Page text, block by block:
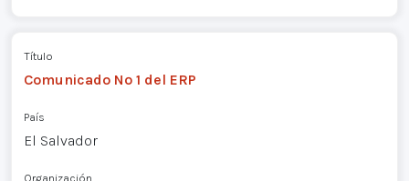
Título
Comunicado Nº 1 del ERP
País
El Salvador
Organización